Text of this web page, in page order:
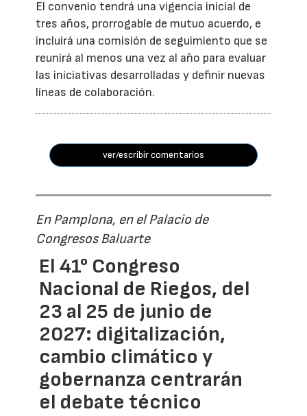
El convenio tendrá una vigencia inicial de
tres años, prorrogable de mutuo acuerdo, e
incluirá una comisión de seguimiento que se
reunirá al menos una vez al año para evaluar
las iniciativas desarrolladas y definir nuevas
líneas de colaboración.
ver/escribir comentarios
En Pamplona, en el Palacio de
Congresos Baluarte
El 41° Congreso
Nacional de Riegos, del
23 al 25 de junio de
2027: digitalización,
cambio climático y
gobernanza centrarán
el debate técnico